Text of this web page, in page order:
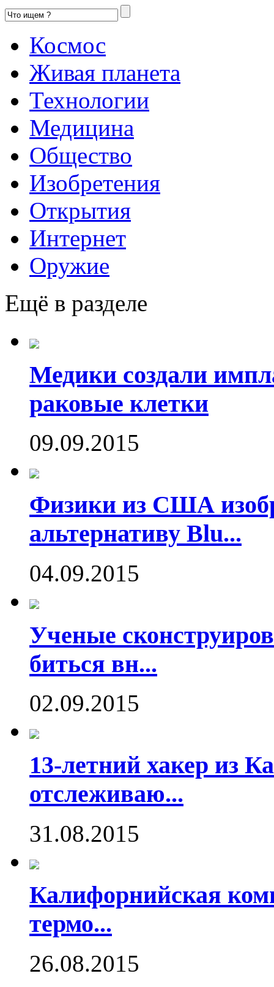
Космос
Живая планета
Технологии
Медицина
Общество
Изобретения
Открытия
Интернет
Оружие
Ещё в разделе
Медики создали
раковые клетки
09.09.2015
Физики из США
альтернативу Blu...
04.09.2015
Ученые
биться вн...
02.09.2015
13-летний хакер из
отслеживаю...
31.08.2015
Калифорнийская
термо...
26.08.2015